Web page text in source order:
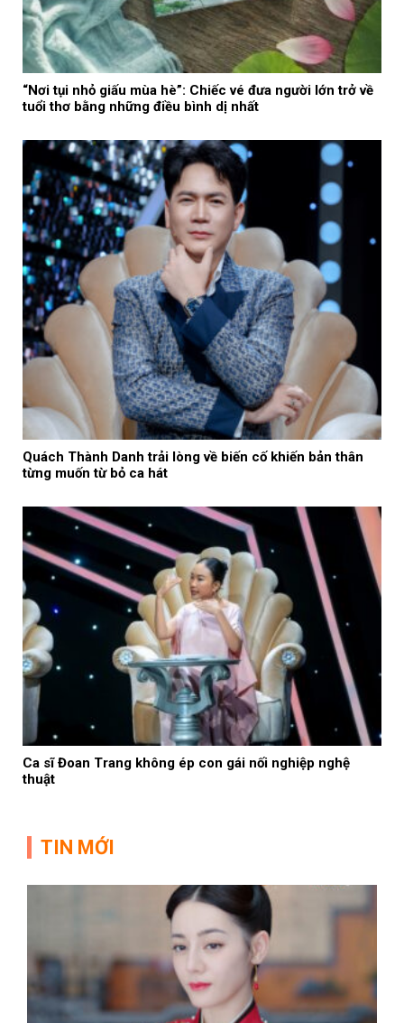
“Nơi tụi nhỏ giấu mùa hè”: Chiếc vé đưa người lớn trở về
tuổi thơ bằng những điều bình dị nhất
Quách Thành Danh trải lòng về biến cố khiến bản thân
từng muốn từ bỏ ca hát
Ca sĩ Đoan Trang không ép con gái nối nghiệp nghệ
thuật
TIN MỚI